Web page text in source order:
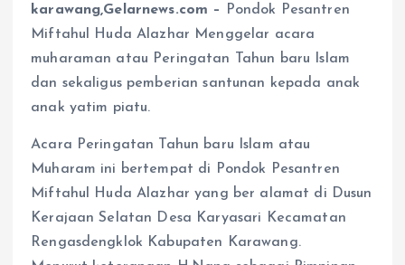
karawang,Gelarnews.com –
Pondok Pesantren
Miftahul Huda Alazhar Menggelar acara
muharaman atau Peringatan Tahun baru Islam
dan sekaligus pemberian santunan kepada anak
anak yatim piatu.
Acara Peringatan Tahun baru Islam atau
Muharam ini bertempat di Pondok Pesantren
Miftahul Huda Alazhar yang ber alamat di Dusun
Kerajaan Selatan Desa Karyasari Kecamatan
Rengasdengklok Kabupaten Karawang.